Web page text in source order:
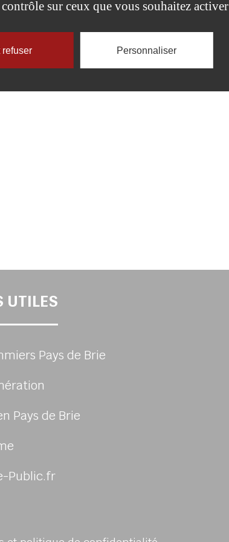
UTILES
Pays de Brie
Pays de Brie
Public.fr
sur ceux que vous souhaitez activer
refuser Personnaliser